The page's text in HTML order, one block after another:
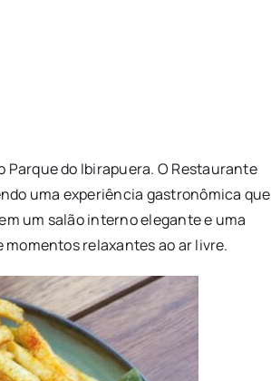
do Ibirapuera. O Restaurante
uma experiência gastronômica que
um salão interno elegante e uma
relaxantes ao ar livre.